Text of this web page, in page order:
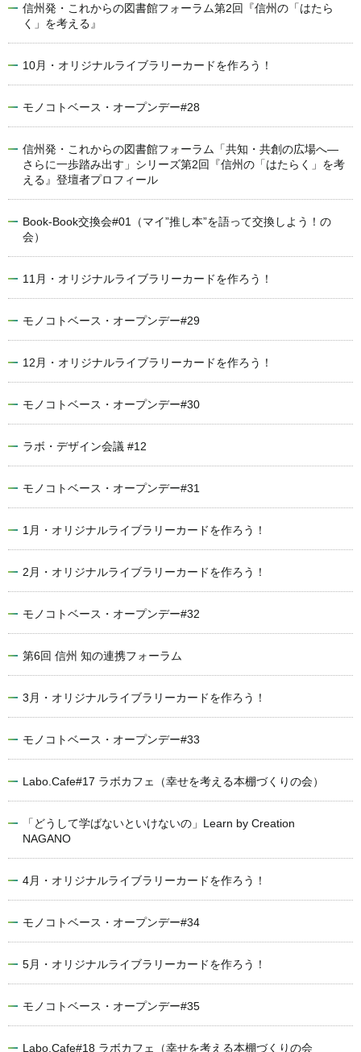
信州発・これからの図書館フォーラム第2回『信州の「はたら
く」を考える』
10月・オリジナルライブラリーカードを作ろう！
モノコトベース・オープンデー#28
信州発・これからの図書館フォーラム「共知・共創の広場へ―
さらに一歩踏み出す」シリーズ第2回『信州の「はたらく」を考
える』登壇者プロフィール
Book-Book交換会#01（マイ”推し本”を語って交換しよう！の
会）
11月・オリジナルライブラリーカードを作ろう！
モノコトベース・オープンデー#29
12月・オリジナルライブラリーカードを作ろう！
モノコトベース・オープンデー#30
ラボ・デザイン会議 #12
モノコトベース・オープンデー#31
1月・オリジナルライブラリーカードを作ろう！
2月・オリジナルライブラリーカードを作ろう！
モノコトベース・オープンデー#32
第6回 信州 知の連携フォーラム
3月・オリジナルライブラリーカードを作ろう！
モノコトベース・オープンデー#33
Labo.Cafe#17 ラボカフェ（幸せを考える本棚づくりの会）
「どうして学ばないといけないの」Learn by Creation
NAGANO
4月・オリジナルライブラリーカードを作ろう！
モノコトベース・オープンデー#34
5月・オリジナルライブラリーカードを作ろう！
モノコトベース・オープンデー#35
Labo.Cafe#18 ラボカフェ（幸せを考える本棚づくりの会